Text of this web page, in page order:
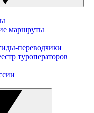
маршруты
переводчики
туроператоров